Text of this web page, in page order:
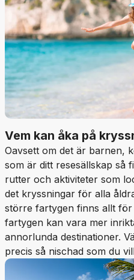
Vem kan åka på
Oavsett om det är barnen,
som är ditt resesällskap så
rutter och aktiviteter som
det kryssningar för alla
större fartygen finns allt för
fartygen kan vara mer
annorlunda destinationer.
precis så nischad som du